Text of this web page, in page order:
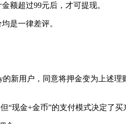
超过99元后，才可提现。
是一律差评。
用户，同意将押金变为上述
金+金币”的支付模式决定了买